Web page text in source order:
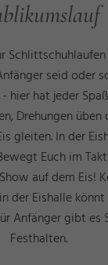
seid oder
hier hat jeder
Drehungen
gleiten. In der
Euch im
auf dem Eis!
der Eishalle
Anfänger gibt es
Festhalten.